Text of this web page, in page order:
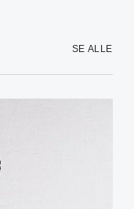
SE ALLE